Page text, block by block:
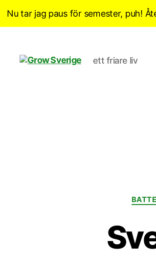
Nu tar jag paus för semester, puh!
ett friare liv